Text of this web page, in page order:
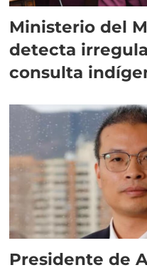
Ministerio del
detecta
consulta
Presidente de